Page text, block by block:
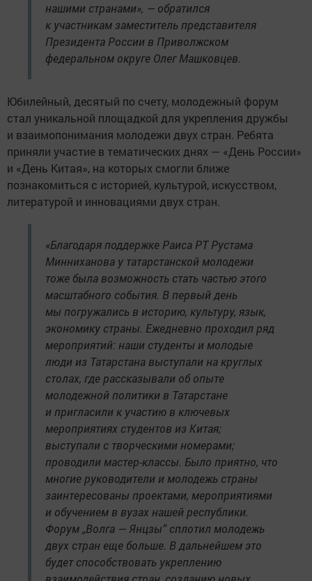
нашими странами», — обратился
к участникам заместитель представителя
Президента России в Приволжском
федеральном округе Олег Машковцев.
Юбилейный, десятый по счету, молодежный форум
стал уникальной площадкой для укрепления дружбы
и взаимопонимания молодежи двух стран. Ребята
приняли участие в тематических днях — «День России»
и «День Китая», на которых смогли ближе
познакомиться с историей, культурой, искусством,
литературой и инновациями двух стран.
«Благодаря поддержке Раиса РТ Рустама
Минниханова у татарстанской молодежи
тоже была возможность стать частью этого
масштабного события. В первый день
мы погружались в историю, культуру, язык,
экономику страны. Ежедневно проходил ряд
мероприятий: наши студенты и молодые
люди из Татарстана выступали на круглых
столах, где рассказывали об опыте
молодежной политики в Татарстане
и пригласили к участию в ключевых
мероприятиях студентов из Китая;
выступали с творческими номерами;
проводили мастер-классы. Было приятно, что
многие руководители и молодежь страны
заинтересованы проектами, мероприятиями
и обучением в вузах нашей республики.
Форум „Волга — Янцзы“ сплотил молодежь
двух стран еще больше. В дальнейшем это
будет способствовать укреплению